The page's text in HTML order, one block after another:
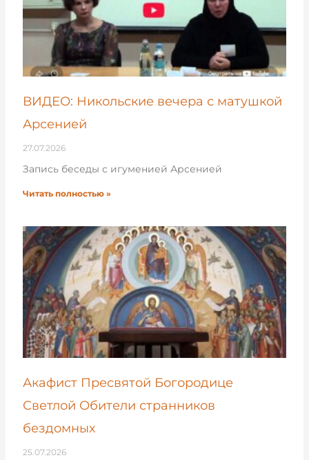
ВИДЕО: Никольские вечера с матушкой
Арсенией
27.07.2026
Запись беседы с игуменией Арсенией
Читать полностью »
Акафист Пресвятой Богородице
Светлой Обители странников
бездомных
25.07.2026